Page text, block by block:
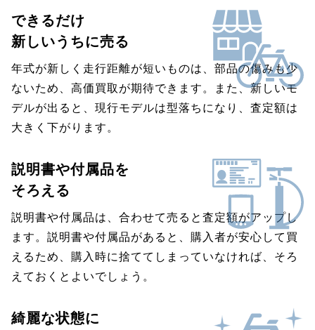
できるだけ
新しいうちに売る
年式が新しく走行距離が短いものは、部品の傷みも少
ないため、高価買取が期待できます。また、新しいモ
デルが出ると、現行モデルは型落ちになり、査定額は
大きく下がります。
説明書や付属品を
そろえる
説明書や付属品は、合わせて売ると査定額がアップし
ます。説明書や付属品があると、購入者が安心して買
えるため、購入時に捨ててしまっていなければ、そろ
えておくとよいでしょう。
綺麗な状態に